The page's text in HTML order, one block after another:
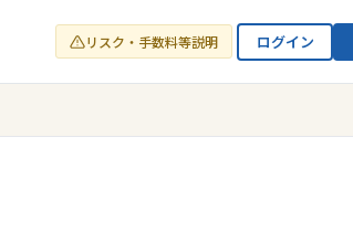
リスク・手数料等説明 ログイン